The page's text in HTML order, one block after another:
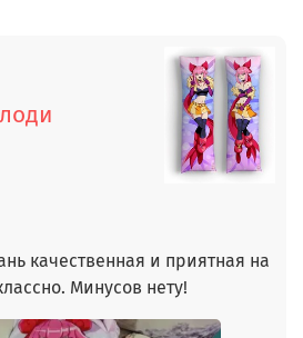
качественная и приятная на
Минусов нету!